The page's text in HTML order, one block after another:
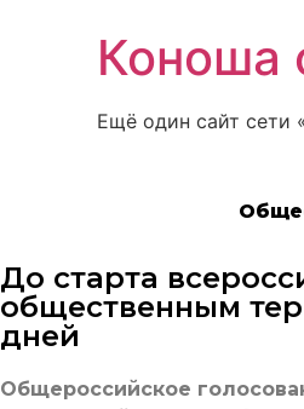
Коноша
Ещё один сайт сети
До старта
общественным
дней
Общероссийское